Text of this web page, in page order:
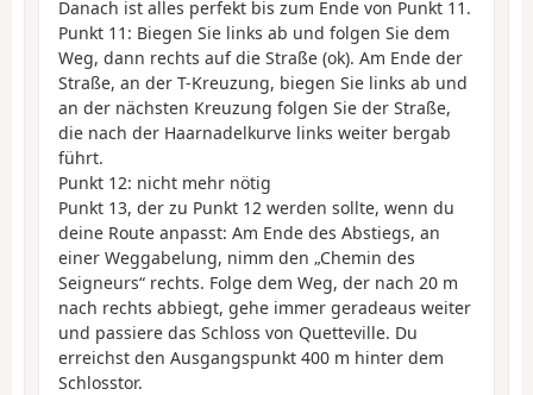
Danach ist alles perfekt bis zum Ende von Punkt 11.
Punkt 11: Biegen Sie links ab und folgen Sie dem
Weg, dann rechts auf die Straße (ok). Am Ende der
Straße, an der T-Kreuzung, biegen Sie links ab und
an der nächsten Kreuzung folgen Sie der Straße,
die nach der Haarnadelkurve links weiter bergab
führt.
Punkt 12: nicht mehr nötig
Punkt 13, der zu Punkt 12 werden sollte, wenn du
deine Route anpasst: Am Ende des Abstiegs, an
einer Weggabelung, nimm den „Chemin des
Seigneurs“ rechts. Folge dem Weg, der nach 20 m
nach rechts abbiegt, gehe immer geradeaus weiter
und passiere das Schloss von Quetteville. Du
erreichst den Ausgangspunkt 400 m hinter dem
Schlosstor.